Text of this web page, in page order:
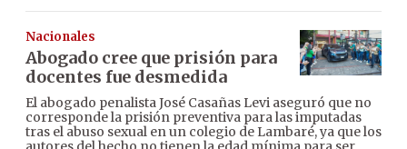
Nacionales
Abogado cree que prisión para
docentes fue desmedida
El abogado penalista José Casañas Levi aseguró que no
corresponde la prisión preventiva para las imputadas
tras el abuso sexual en un colegio de Lambaré, ya que los